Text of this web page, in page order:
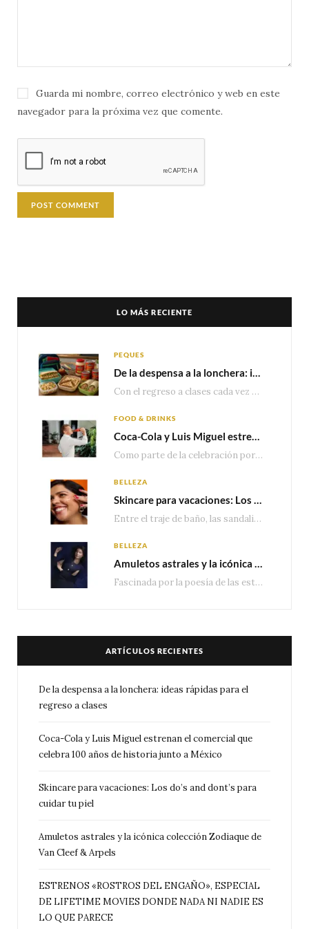
Guarda mi nombre, correo electrónico y web en este
navegador para la próxima vez que comente.
LO MÁS RECIENTE
PEQUES
De la despensa a la lonchera: ideas rápidas para el regreso a clases
Con el regreso a clases cada vez más cerca, las familias comienzan a reorganizar horarios,…
FOOD & DRINKS
Coca-Cola y Luis Miguel estrenan el comercial que celebra 100 años de historia junto a México
Como parte de la celebración por sus primeros 100 años enMéxico, Coca-Cola presenta hoy el…
BELLEZA
Skincare para vacaciones: Los do’s and dont’s para cuidar tu piel
Entre el traje de baño, las sandalias, los lentes de sol y los looks que…
BELLEZA
Amuletos astrales y la icónica colección Zodiaque de Van Cleef & Arpels
Fascinada por la poesía de las estrellas, la Maison Van Cleef & Arpels celebra la llegada de las…
ARTÍCULOS RECIENTES
De la despensa a la lonchera: ideas rápidas para el
regreso a clases
Coca-Cola y Luis Miguel estrenan el comercial que
celebra 100 años de historia junto a México
Skincare para vacaciones: Los do’s and dont’s para
cuidar tu piel
Amuletos astrales y la icónica colección Zodiaque de
Van Cleef & Arpels
ESTRENOS «ROSTROS DEL ENGAÑO», ESPECIAL
DE LIFETIME MOVIES DONDE NADA NI NADIE ES
LO QUE PARECE